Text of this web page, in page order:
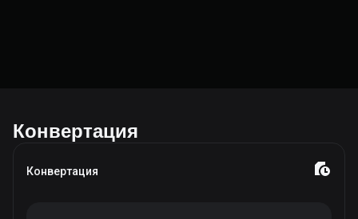
Конвертация
Конвертация